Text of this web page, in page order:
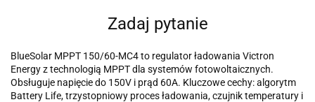
Zadaj pytanie
BlueSolar MPPT 150/60-MC4 to regulator ładowania Victron
Energy z technologią MPPT dla systemów fotowoltaicznych.
Obsługuje napięcie do 150V i prąd 60A. Kluczowe cechy: algorytm
Battery Life, trzystopniowy proces ładowania, czujnik temperatury i